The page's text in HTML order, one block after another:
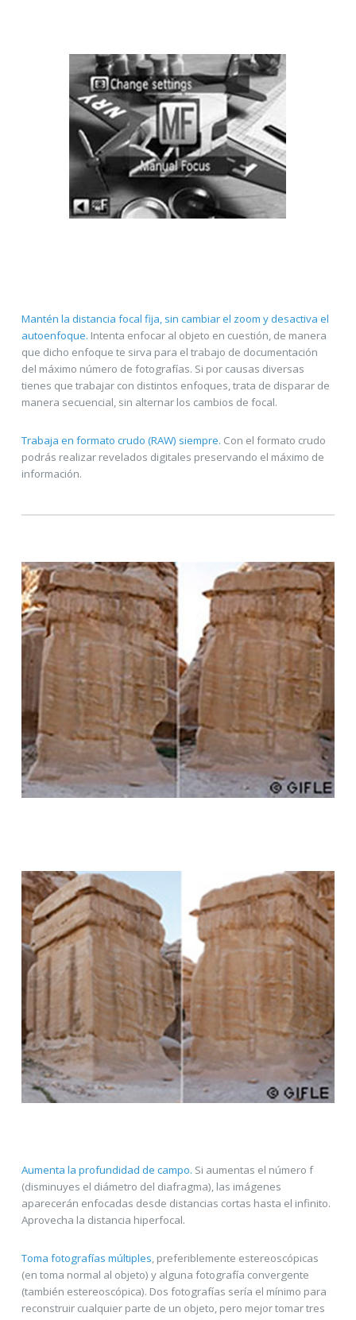
Mantén la distancia focal fija, sin cambiar el zoom y desactiva el
autoenfoque. Intenta enfocar al objeto en cuestión, de manera
que dicho enfoque te sirva para el trabajo de documentación
del máximo número de fotografías. Si por causas diversas
tienes que trabajar con distintos enfoques, trata de disparar de
manera secuencial, sin alternar los cambios de focal.
Trabaja en formato crudo (RAW) siempre. Con el formato crudo
podrás realizar revelados digitales preservando el máximo de
información.
Aumenta la profundidad de campo. Si aumentas el número f
(disminuyes el diámetro del diafragma), las imágenes
aparecerán enfocadas desde distancias cortas hasta el infinito.
Aprovecha la distancia hiperfocal.
Toma fotografías múltiples, preferiblemente estereoscópicas
(en toma normal al objeto) y alguna fotografía convergente
(también estereoscópica). Dos fotografías sería el mínimo para
reconstruir cualquier parte de un objeto, pero mejor tomar tres